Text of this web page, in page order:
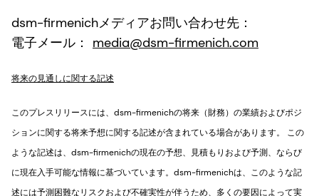
dsm-firmenichメディアお問い合わせ先：
電子メール： media@dsm-firmenich.com
将来の見通しに関する記述
このプレスリリースには、dsm-firmenichの将来（財務）の業績およびポジ
ションに関する将来予想に関する記述が含まれている場合があります。 この
ような記述は、dsm-firmenichの現在の予想、見積もりおよび予測、ならび
に現在入手可能な情報に基づいています。dsm-firmenichは、このような記
述には予測困難なリスクおよび不確実性が伴うため、多くの要因によって実